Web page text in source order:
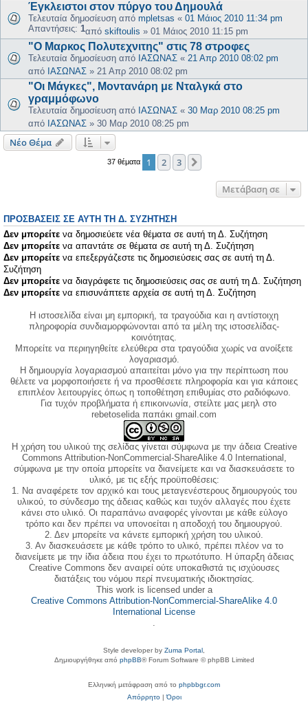
Έγκλειστοι στον πύργο του Δημουλά
Τελευταία δημοσίευση από mpletsas « 01 Μάιος 2010 11:34 pm
Απαντήσεις: 1από skiftoulis » 01 Μάιος 2010 11:15 pm
"Ο Μαρκος Πολυτεχνιτης" στις 78 στροφες
Τελευταία δημοσίευση από ΙΑΣΩΝΑΣ « 21 Απρ 2010 08:02 pm
από ΙΑΣΩΝΑΣ » 21 Απρ 2010 08:02 pm
"Οι Μάγκες", Μοντανάρη με Νταλγκά στο
γραμμόφωνο
Τελευταία δημοσίευση από ΙΑΣΩΝΑΣ « 30 Μαρ 2010 08:25 pm
από ΙΑΣΩΝΑΣ » 30 Μαρ 2010 08:25 pm
Νέο Θέμα
37 θέματα 1 2 3
Μετάβαση σε
ΠΡΟΣΒΆΣΕΙΣ ΣΕ ΑΥΤΉ ΤΗ Δ. ΣΥΖΉΤΗΣΗ
Δεν μπορείτε να δημοσιεύετε νέα θέματα σε αυτή τη Δ. Συζήτηση
Δεν μπορείτε να απαντάτε σε θέματα σε αυτή τη Δ. Συζήτηση
Δεν μπορείτε να επεξεργάζεστε τις δημοσιεύσεις σας σε αυτή τη Δ.
Συζήτηση
Δεν μπορείτε να διαγράφετε τις δημοσιεύσεις σας σε αυτή τη Δ. Συζήτηση
Δεν μπορείτε να επισυνάπτετε αρχεία σε αυτή τη Δ. Συζήτηση
Η ιστοσελίδα είναι μη εμπορική, τα τραγούδια και η αντίστοιχη
πληροφορία συνδιαμορφώνονται από τα μέλη της ιστοσελίδας-
κοινότητας.
Μπορείτε να περιηγηθείτε ελεύθερα στα τραγούδια χωρίς να ανοίξετε
λογαριασμό.
Η δημιουργία λογαριασμού απαιτείται μόνο για την περίπτωση που
θέλετε να μορφοποιήσετε ή να προσθέσετε πληροφορία και για κάποιες
επιπλέον λειτουργίες όπως η τοποθέτηση επιθυμίας στο ραδιόφωνο.
Για τυχόν προβλήματα ή επικοινωνία, στείλτε μας μεηλ στο
rebetoselida παπάκι gmail.com
Η χρήση του υλικού της σελίδας γίνεται σύμφωνα με την άδεια Creative
Commons Attribution-NonCommercial-ShareAlike 4.0 International,
σύμφωνα με την οποία μπορείτε να διανείμετε και να διασκευάσετε το
υλικό, με τις εξής προϋποθέσεις:
1. Να αναφέρετε τον αρχικό και τους μεταγενέστερους δημιουργούς του
υλικού, το σύνδεσμο της άδειας καθώς και τυχόν αλλαγές που έχετε
κάνει στο υλικό. Οι παραπάνω αναφορές γίνονται με κάθε εύλογο
τρόπο και δεν πρέπει να υπονοείται η αποδοχή του δημιουργού.
2. Δεν μπορείτε να κάνετε εμπορική χρήση του υλικού.
3. Αν διασκευάσετε με κάθε τρόπο το υλικό, πρέπει πλέον να το
διανείμετε με την ίδια άδεια που έχει το πρωτότυπο. Η ύπαρξη άδειας
Creative Commons δεν αναιρεί ούτε υποκαθιστά τις ισχύουσες
διατάξεις του νόμου περί πνευματικής ιδιοκτησίας.
This work is licensed under a
Creative Commons Attribution-NonCommercial-ShareAlike 4.0
International License
Style developer by Zuma Portal,
Δημιουργήθηκε από phpBB® Forum Software © phpBB Limited
Ελληνική μετάφραση από το phpbbgr.com
Απόρρητο|Όροι